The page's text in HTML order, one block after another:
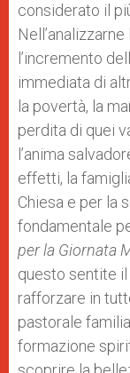
considerato il
l’incremento
immediata di
la povertà, la
perdita di quei
l’anima
effetti, la
Chiesa e per la
fondamentale
per la Giornata
questo sentite
rafforzare in
pastorale
formazione